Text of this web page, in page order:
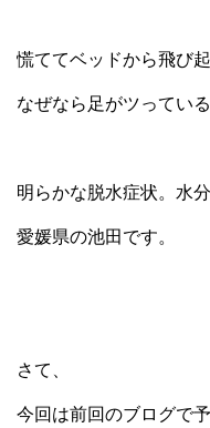
慌ててベッドから飛び
なぜなら足がツってい
明らかな脱水症状。水
愛媛県の池田です。
さて、
今回は前回のブログで